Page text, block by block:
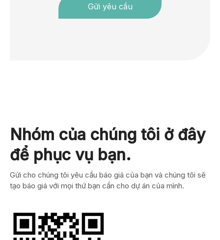
Gửi yêu cầu
Nhóm của chúng tôi ở đây
để phục vụ bạn.
Gửi cho chúng tôi yêu cầu báo giá của bạn và chúng tôi sẽ
tạo báo giá với mọi thứ bạn cần cho dự án của mình.